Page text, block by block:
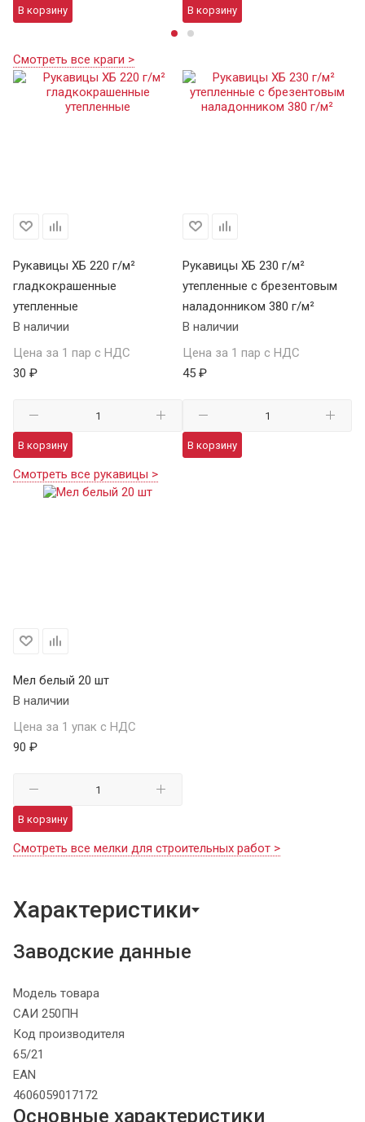
В корзину В корзину
Смотреть все краги >
Рукавицы ХБ 220 г/м²
гладкокрашенные
утепленные
В наличии
Цена за 1 пар с НДС
30 ₽
В корзину
Рукавицы ХБ 230 г/м²
утепленные с брезентовым
наладонником 380 г/м²
В наличии
Цена за 1 пар с НДС
45 ₽
В корзину
Смотреть все рукавицы >
Мел белый 20 шт
В наличии
Цена за 1 упак с НДС
90 ₽
В корзину
Смотреть все мелки для строительных работ >
Характеристики
Заводские данные
Модель товара
САИ 250ПН
Код производителя
65/21
EAN
4606059017172
Основные характеристики